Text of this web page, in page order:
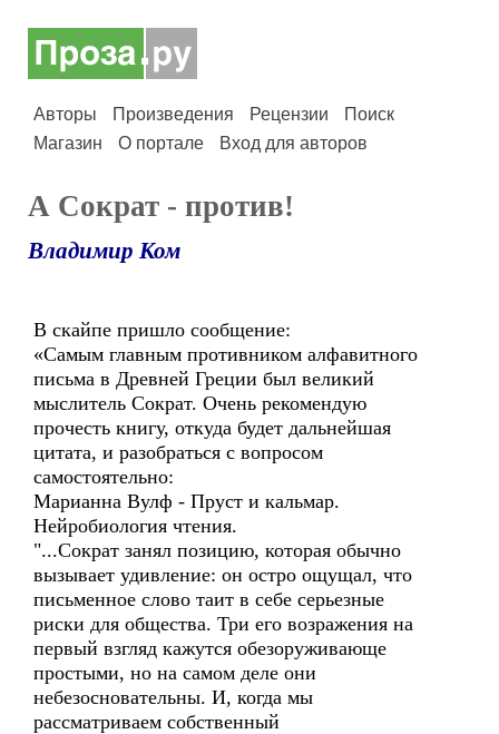
Авторы Произведения Рецензии
Поиск
Магазин
О портале Вход для авторов
А Сократ - против!
Владимир Ком
В скайпе пришло сообщение:
«Самым главным противником алфавитного
письма в Древней Греции был великий
мыслитель Сократ. Очень рекомендую
прочесть книгу, откуда будет дальнейшая
цитата, и разобраться с вопросом
самостоятельно:
Марианна Вулф - Пруст и кальмар.
Нейробиология чтения.
"...Сократ занял позицию, которая обычно
вызывает удивление: он остро ощущал, что
письменное слово таит в себе серьезные
риски для общества. Три его возражения на
первый взгляд кажутся обезоруживающе
простыми, но на самом деле они
небезосновательны. И, когда мы
рассматриваем собственный